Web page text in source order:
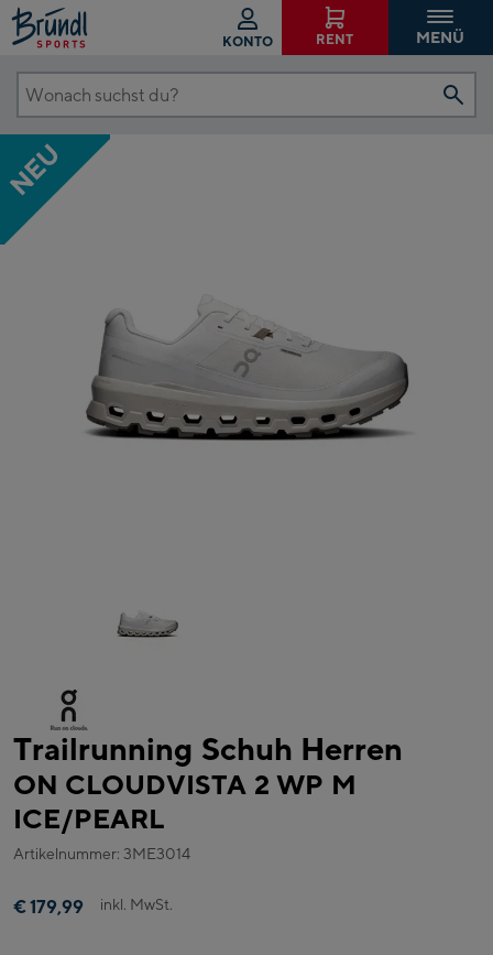
KONTO RENT MENÜ
Wonach
suchst
du?
NEU
Trailrunning Schuh Herren
ON CLOUDVISTA 2 WP M
ICE/PEARL
Artikelnummer: 3ME3014
€ 179,99 inkl. MwSt.